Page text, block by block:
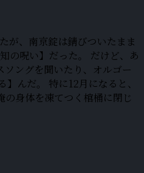
が、南京錠は錆びついたまま
の呪い】だった。 だけど、あ
ングを聞いたり、オルゴー
んだ。 特に12月になると、
身体を凍てつく棺桶に閉じ